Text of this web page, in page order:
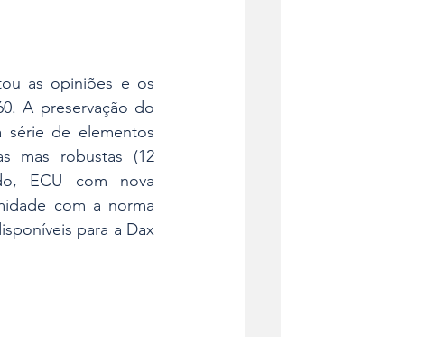
as opiniões e os
A preservação do
série de elementos
mas robustas (12
ECU com nova
com a norma
para a Dax